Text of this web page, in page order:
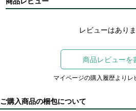
レビューはあり
商品レビューを
マイページの購入履歴よりレ
ご購入商品の梱包について